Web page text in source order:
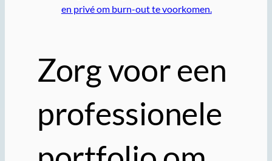
en privé om burn-out te voorkomen.
Zorg voor een
professionele